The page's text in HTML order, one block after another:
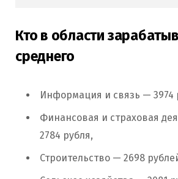
Кто в области
среднего
Информация и связь — 3974
Финансовая и страховая
2784 рубля,
Строительство — 2698